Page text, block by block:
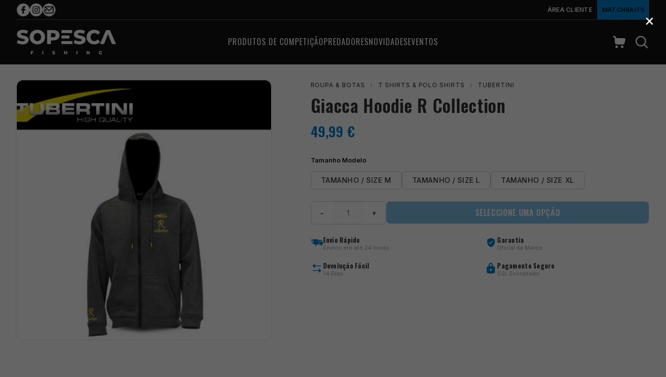
ÁREA CLIENTE MATCHBAITS
PRODUTOS DE COMPETIÇÃOPREDADORESNOVIDADESEVENTOS
ROUPA & BOTAS › T SHIRTS & POLO SHIRTS › TUBERTINI
Giacca Hoodie R Collection
49,99 €
Tamanho Modelo
TAMANHO / SIZE M TAMANHO / SIZE L TAMANHO / SIZE XL
R
Collection
− + SELECCIONE UMA OPÇÃO
Envio Rápido
Envios em até 24 horas
Garantia
Oficial da Marca
Devolução Fácil
14 Dias
Pagamento Seguro
SSL Encriptado
×